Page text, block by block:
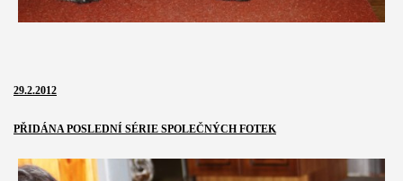
29.2.2012
PŘIDÁNA POSLEDNÍ SÉRIESPOLEČNÝCH FOTEK